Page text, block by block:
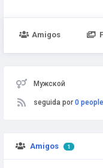
Amigos
Мужской
seguida por 0 people
Amigos 1